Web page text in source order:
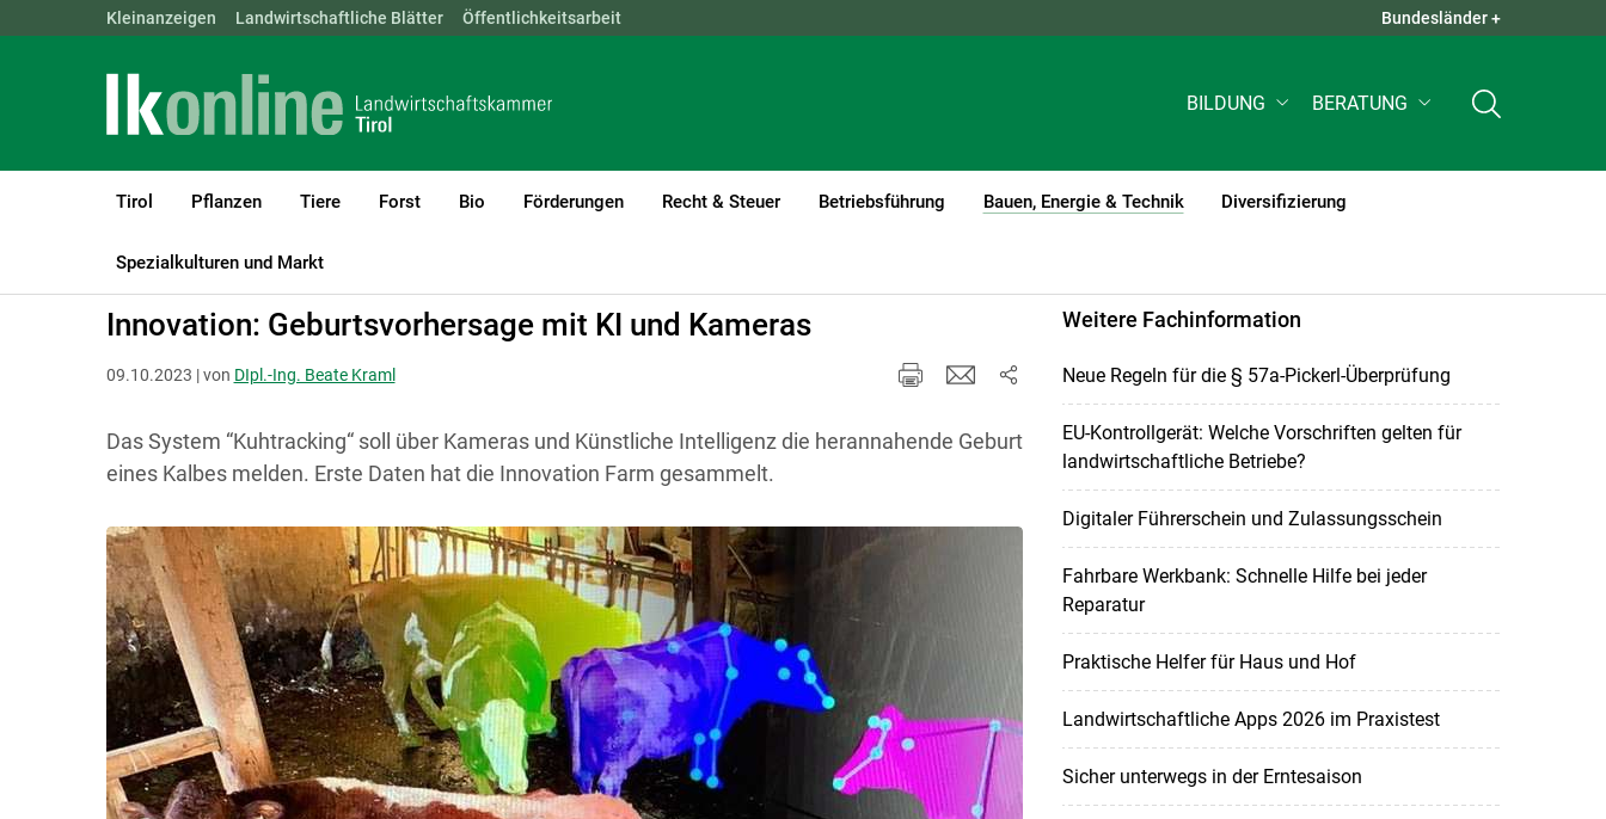
Landwirtschaftskammern: ÖSTERREICH BGLD KTN NÖ OÖ QUICK LINKS +
Kleinanzeigen Landwirtschaftliche Blätter Öffentlichkeitsarbeit Bundesländer +
BILDUNG BERATUNG
Tirol Pflanzen Tiere Forst Bio Förderungen Recht & Steuer Betriebsführung Bauen, Energie & Technik
(current)1
Diversifizierung
Spezialkulturen und Markt
LK Tirol Bauen, Energie & Technik
Innovation: Geburtsvorhersage mit KI und Kameras
09.10.2023 | von DIpl.-Ing. Beate Kraml
Das System “Kuhtracking“ soll über Kameras und Künstliche Intelligenz die herannahende Geburt
eines Kalbes melden. Erste Daten hat die Innovation Farm gesammelt.
Weitere Fachinformation
Neue Regeln für die § 57a-Pickerl-Überprüfung
EU-Kontrollgerät: Welche Vorschriften gelten für
landwirtschaftliche Betriebe?
Digitaler Führerschein und Zulassungsschein
Fahrbare Werkbank: Schnelle Hilfe bei jeder
Reparatur
Praktische Helfer für Haus und Hof
Landwirtschaftliche Apps 2026 im Praxistest
Sicher unterwegs in der Erntesaison